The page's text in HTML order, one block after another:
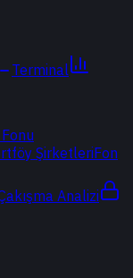
Terminal
ŞirketleriFon
Analizi